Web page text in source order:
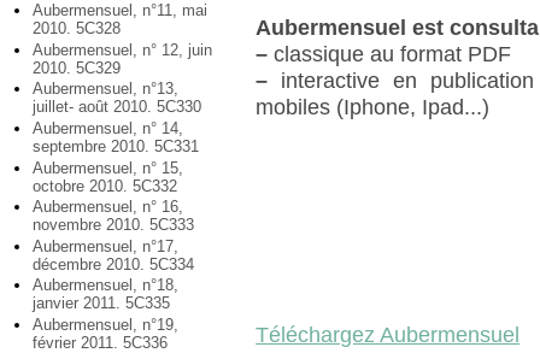
Aubermensuel, n°11, mai
2010. 5C328
Aubermensuel, n° 12, juin
2010. 5C329
Aubermensuel, n°13,
juillet- août 2010. 5C330
Aubermensuel, n° 14,
septembre 2010. 5C331
Aubermensuel, n° 15,
octobre 2010. 5C332
Aubermensuel, n° 16,
novembre 2010. 5C333
Aubermensuel, n°17,
décembre 2010. 5C334
Aubermensuel, n°18,
janvier 2011. 5C335
Aubermensuel, n°19,
février 2011. 5C336
Aubermensuel est
– classique au format PDF
– interactive en
mobiles (Iphone, Ipad...)
Téléchargez Aubermensuel